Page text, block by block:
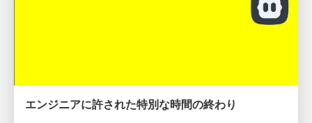
エンジニアに許された特別な時間の終わり